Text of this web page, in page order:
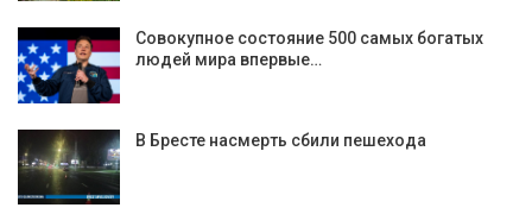
Совокупное состояние 500 самых богатых
людей мира впервые…
В Бресте насмерть сбили пешехода